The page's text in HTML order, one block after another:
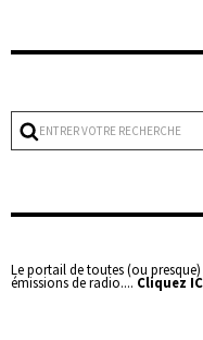
Le portail de toutes (ou
émissions de radio.... Cliquez